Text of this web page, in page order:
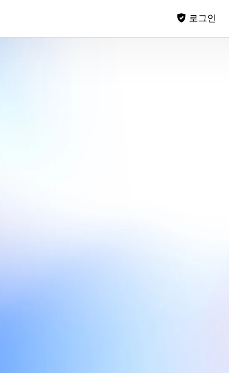
로그인